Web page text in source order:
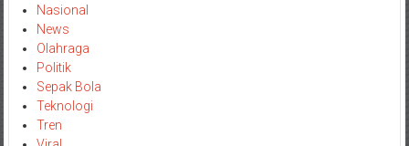
Nasional
News
Olahraga
Politik
Sepak Bola
Teknologi
Tren